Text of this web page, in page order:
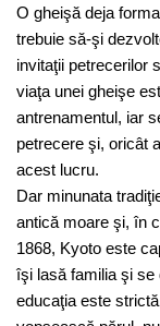
O gheişă deja
trebuie să-şi
invitaţii petrecerilor
viaţa unei gheişe
antrenamentul, iar
petrecere şi, oricât
acest lucru.
Dar minunata
antică moare şi, în
1868, Kyoto este
îşi lasă familia şi se
educaţia este